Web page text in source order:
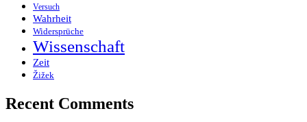
Versuch
Wahrheit
Widersprüche
Wissenschaft
Zeit
Žižek
Recent Comments